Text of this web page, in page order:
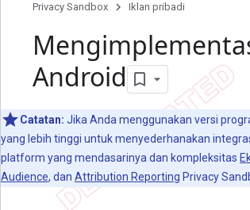
Privacy Sandbox Iklan pribadi
Android
Catatan: Jika Anda menggunakan versi
yang lebih tinggi untuk menyederhanakan
platform yang mendasarinya dan kompleksitas
Audience, dan Attribution Reporting Privacy